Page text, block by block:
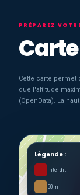
PRÉPAREZ
Cette carte permet
que l'altitude
(OpenData). La
Légende :
Interdit
50m